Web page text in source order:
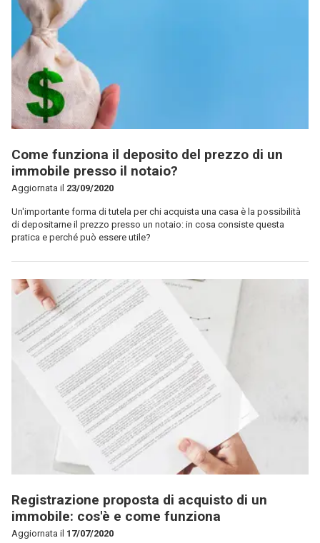
Come funziona il deposito del prezzo di un
immobile presso il notaio?
Aggiornata il 23/09/2020
Un'importante forma di tutela per chi acquista una casa è la possibilità
di depositarne il prezzo presso un notaio: in cosa consiste questa
pratica e perché può essere utile?
Registrazione proposta di acquisto di un
immobile: cos'è e come funziona
Aggiornata il 17/07/2020